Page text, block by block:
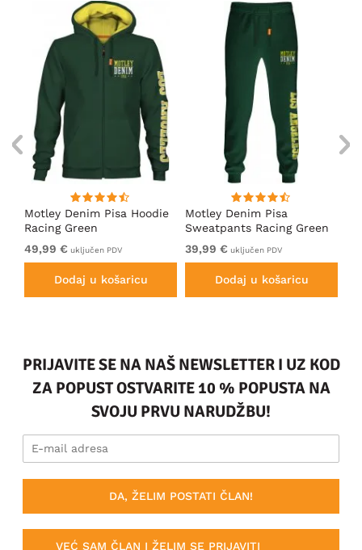
Motley Denim Pisa Hoodie
Racing Green
49,99 € uključen PDV
Dodaj u košaricu
Motley Denim Pisa
Sweatpants Racing Green
39,99 € uključen PDV
Dodaj u košaricu
PRIJAVITE SE NA NAŠ NEWSLETTER I UZ KOD
ZA POPUST OSTVARITE 10 % POPUSTA NA
SVOJU PRVU NARUDŽBU!
DA, ŽELIM POSTATI ČLAN!
VEĆ SAM ČLAN I ŽELIM SE PRIJAVITI